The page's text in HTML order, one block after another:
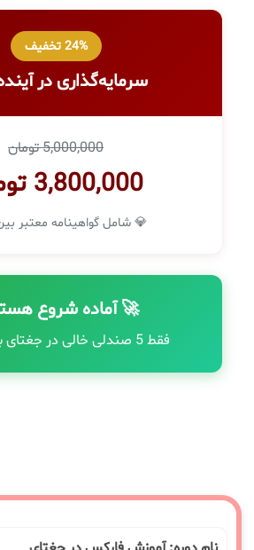
24% تخفیف
سرمایه‌گذاری در
5,000,000 تومان
3,800,000 تومان
💎 شامل گواهینامه معتبر
🚀 آماده شروع
فقط 5 صندلی خالی در جغتای باقی مانده!